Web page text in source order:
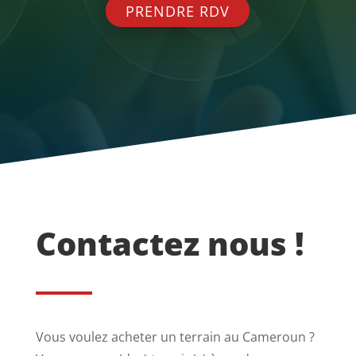
PRENDRE RDV
Contactez nous !
Vous voulez acheter un terrain au Cameroun ?